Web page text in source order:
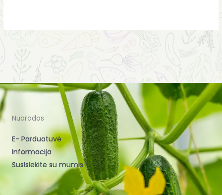
Nuorodos
E- Parduotuvė
Informacija
Susisiekite su mumis